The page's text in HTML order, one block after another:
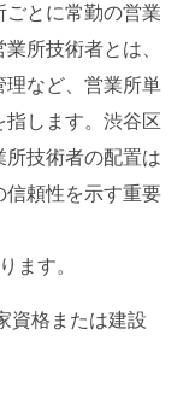
とに常勤の営業
所技術者とは、
理など、営業所単
します。渋谷区
所技術者の配置は
信頼性を示す重要
ます。
資格または建設